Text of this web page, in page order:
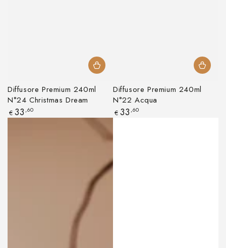
Diffusore Premium 240ml
N°24 Christmas Dream
Prezzo
regolare
€ 33 ,60
Diffusore Premium 240ml
N°22 Acqua
Prezzo
€ 33 ,60